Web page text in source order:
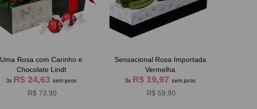
Uma Rosa com Carinho e
Chocolate Lindt
3x R$ 24,63 sem juros
R$ 73,90
Sensacional Rosa Importada
Vermelha
3x R$ 19,97 sem juros
R$ 59,90